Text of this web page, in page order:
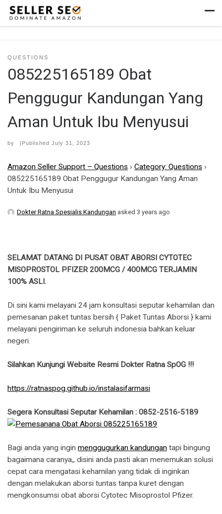
Skip to content
QUESTIONS
085225165189 Obat
Penggugur Kandungan Yang
Aman Untuk Ibu Menyusui
by |Published July 31, 2023
Amazon Seller Support – Questions › Category: Questions ›
085225165189 Obat Penggugur Kandungan Yang Aman
Untuk Ibu Menyusui
Dokter Ratna Spesialis Kandungan asked 3 years ago
SELAMAT DATANG DI PUSAT OBAT ABORSI CYTOTEC
MISOPROSTOL PFIZER 200MCG / 400MCG TERJAMIN
100% ASLI.
Di sini kami melayani 24 jam konsultasi seputar kehamilan dan
pemesanan paket tuntas bersih { Paket Tuntas Aborsi } kami
melayani pengiriman ke seluruh indonesia bahkan keluar
negeri.
Silahkan Kunjungi Website Resmi Dokter Ratna SpOG !!!
https://ratnaspog.github.io/instalasifarmasi
Segera Konsultasi Seputar Kehamilan : 0852-2516-5189
Bagi anda yang ingin menggugurkan kandungan tapi bingung
bagaimana caranya,, disini anda pasti akan menemukan solusi
cepat cara mengatasi kehamilan yang tidak di inginkan
dengan melakukan aborsi tuntas tanpa kuret dengan
mengkonsumsi obat aborsi Cytotec Misoprostol Pfizer.